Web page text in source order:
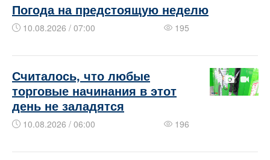
Погода на предстоящую неделю
10.08.2026 / 07:00 195
​​​​Считалось, что любые
торговые начинания в этот
день не заладятся
10.08.2026 / 06:00 196